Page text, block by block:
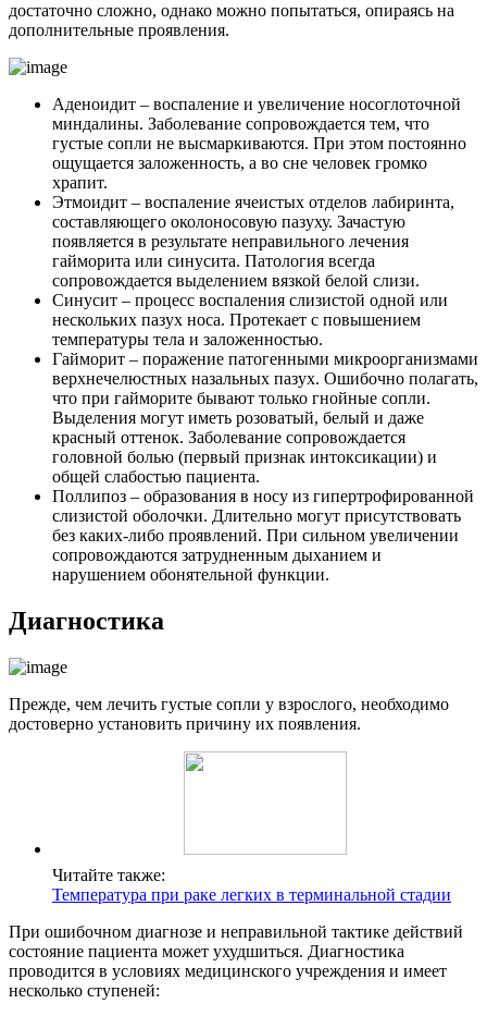
достаточно сложно, однако можно попытаться, опираясь на
дополнительные проявления.
Аденоидит – воспаление и увеличение носоглоточной
миндалины. Заболевание сопровождается тем, что
густые сопли не высмаркиваются. При этом постоянно
ощущается заложенность, а во сне человек громко
храпит.
Этмоидит – воспаление ячеистых отделов лабиринта,
составляющего околоносовую пазуху. Зачастую
появляется в результате неправильного лечения
гайморита или синусита. Патология всегда
сопровождается выделением вязкой белой слизи.
Синусит – процесс воспаления слизистой одной или
нескольких пазух носа. Протекает с повышением
температуры тела и заложенностью.
Гайморит – поражение патогенными микроорганизмами
верхнечелюстных назальных пазух. Ошибочно полагать,
что при гайморите бывают только гнойные сопли.
Выделения могут иметь розоватый, белый и даже
красный оттенок. Заболевание сопровождается
головной болью (первый признак интоксикации) и
общей слабостью пациента.
Поллипоз – образования в носу из гипертрофированной
слизистой оболочки. Длительно могут присутствовать
без каких-либо проявлений. При сильном увеличении
сопровождаются затрудненным дыханием и
нарушением обонятельной функции.
Диагностика
Прежде, чем лечить густые сопли у взрослого, необходимо
достоверно установить причину их появления.
Читайте также:
Температура при раке легких в терминальной стадии
При ошибочном диагнозе и неправильной тактике действий
состояние пациента может ухудшиться. Диагностика
проводится в условиях медицинского учреждения и имеет
несколько ступеней: